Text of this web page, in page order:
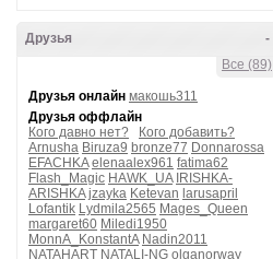
-
Друзья
Все (89)
Друзья онлайн макошь311
Друзья оффлайн
Кого давно нет?
Кого добавить?
Arnusha Biruza9 bronze77 Donnarossa
EFACHKA elenaalex961 fatima62
Flash_Magic HAWK_UA IRISHKA-
ARISHKA jzayka Ketevan larusapril
Lofantik Lydmila2565 Mages_Queen
margaret60 Miledi1950
MonnA_KonstantA Nadin2011
NATAHART NATALI-NG olganorway